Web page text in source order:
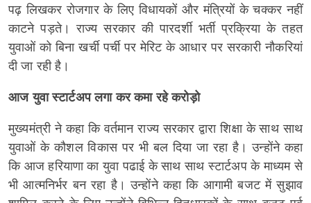
पढ़ लिखकर रोजगार के लिए विधायकों और मंत्रियों के चक्कर नहीं
काटने पड़ते। राज्य सरकार की पारदर्शी भर्ती प्रक्रिया के तहत
युवाओं को बिना खर्ची पर्ची पर मेरिट के आधार पर सरकारी नौकरियां
दी जा रही है।
आज युवा स्टार्टअप लगा कर कमा रहे करोड़ो
मुख्यमंत्री ने कहा कि वर्तमान राज्य सरकार द्वारा शिक्षा के साथ साथ
युवाओं के कौशल विकास पर भी बल दिया जा रहा है। उन्होंने कहा
कि आज हरियाणा का युवा पढाई के साथ साथ स्टार्टअप के माध्यम से
भी आत्मनिर्भर बन रहा है। उन्होंने कहा कि आगामी बजट में सुझाव